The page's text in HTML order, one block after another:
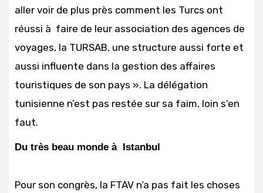
aller voir de plus près comment les Turcs ont
réussi à faire de leur association des agences de
voyages, la TURSAB, une structure aussi forte et
aussi influente dans la gestion des affaires
touristiques de son pays ». La délégation
tunisienne n’est pas restée sur sa faim, loin s’en
faut.
Du très beau monde à Istanbul
Pour son congrès, la FTAV n’a pas fait les choses